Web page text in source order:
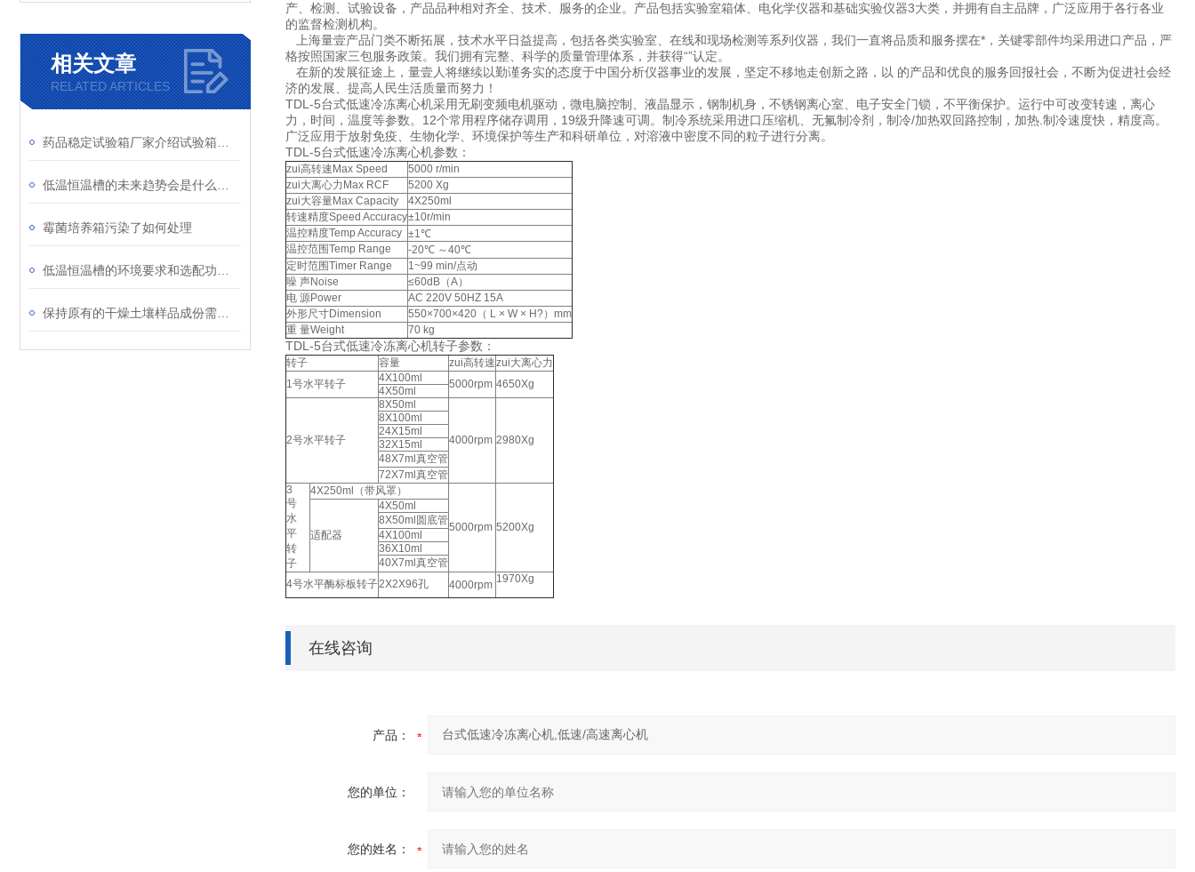
相关文章
RELATED ARTICLES
霉菌培养箱污染了如何处理
产、检测、试验设备，产品品种相对齐全、技术、服务的企业。产品包括实验室箱体、电化学仪器和基础实验仪器3大类，并拥有自主品牌，广泛应用于各行各业
的监督检测机构。
上海量壹产品门类不断拓展，技术水平日益提高，包括各类实验室、在线和现场检测等系列仪器，我们一直将品质和服务摆在*，关键零部件均采用进口产品，严
格按照国家三包服务政策。我们拥有完整、科学的质量管理体系，并获得“”认定。
在新的发展征途上，量壹人将继续以勤谨务实的态度于中国分析仪器事业的发展，坚定不移地走创新之路，以 的产品和优良的服务回报社会，不断为促进社会经
济的发展、提高人民生活质量而努力！
TDL-5台式低速冷冻离心机采用无刷变频电机驱动，微电脑控制、液晶显示，钢制机身，不锈钢离心室、电子安全门锁，不平衡保护。运行中可改变转速，离心
力，时间，温度等参数。12个常用程序储存调用，19级升降速可调。制冷系统采用进口压缩机、无氟制冷剂，制冷/加热双回路控制，加热.制冷速度快，精度高。
广泛应用于放射免疫、生物化学、环境保护等生产和科研单位，对溶液中密度不同的粒子进行分离。
TDL-5台式低速冷冻离心机参数：
zui高转速Max Speed
5000 r/min
zui大离心力Max RCF
5200 Xg
zui大容量Max Capacity
4X250ml
转速精度Speed Accuracy±10r/min
温控精度Temp Accuracy ±1℃
温控范围Temp Range
-20℃ ～40℃
定时范围Timer Range
1~99 min/点动
噪 声Noise
≤60dB（A）
电 源Power
AC 220V 50HZ 15A
外形尺寸Dimension
550×700×420（ L × W × H?）mm
重 量Weight
70 kg
TDL-5台式低速冷冻离心机转子参数：
转子 容量 zui高转速zui大离心力
1号水平转子
4X100ml 5000rpm 4650Xg
4X50ml
2号水平转子
8X50ml
4000rpm 2980Xg
8X100ml
24X15ml
32X15ml
48X7ml真空管
72X7ml真空管
3
号
水
平
转
子
4X250ml（带风罩）
5000rpm 5200Xg
适配器
4X50ml
8X50ml圆底管
4X100ml
36X10ml
40X7ml真空管
4号水平酶标板转子2X2X96孔 4000rpm 1970Xg
在线咨询
产品：
您的单位：
您的姓名：